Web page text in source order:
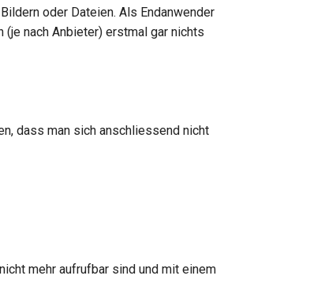
oder Dateien. Als Endanwender
nach Anbieter) erstmal gar nichts
dass man sich anschliessend nicht
mehr aufrufbar sind und mit einem